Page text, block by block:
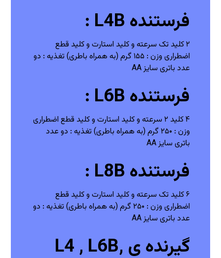
فرستنده L4B :
۲ کلید تک سرعته و کلید استارت و کلید قطع
اضطراری وزن : ۱۵۵ گرم (به همراه باطری)
تغذیه : دو
عدد باتری سایز AA
فرستنده L6B :
۴ کلید ۲ سرعته و کلید استارت و کلید قطع اضطراری
وزن : ۲۵۰ گرم (به همراه باطری)
تغذیه : دو عدد
باتری سایز AA
فرستنده L8B :
۶ کلید تک سرعته و کلید استارت و کلید قطع
اضطراری وزن : ۲۵۰ گرم (به همراه باطری)
تغذیه : دو
عدد باتری سایز AA
گیرنده ی L4 , L6B,